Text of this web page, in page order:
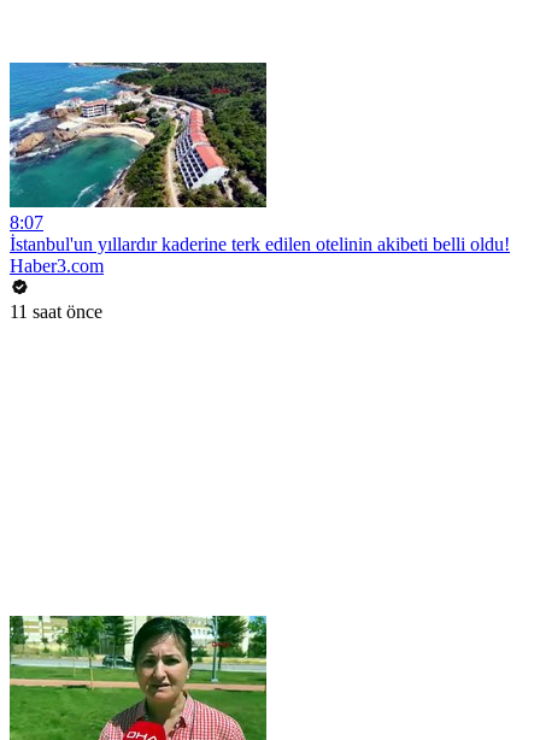
8:07
İstanbul'un yıllardır kaderine terk edilen otelinin akibeti belli oldu!
Haber3.com
11 saat önce